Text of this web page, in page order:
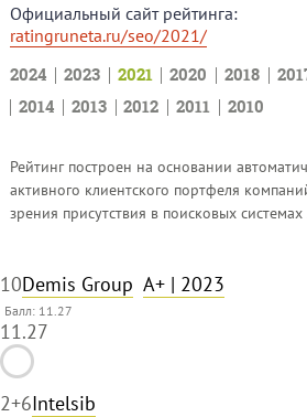
Официальный сайт рейтинга:
ratingruneta.ru/seo/2021/
2024
2023 2021 2020 2018
2014
2013 2012 2011 2010
Рейтинг построен на основании
активного клиентского портфеля
зрения присутствия в поисковых
10Demis Group A+ | 2023
Балл: 11.27
11.27
2+6Intelsib